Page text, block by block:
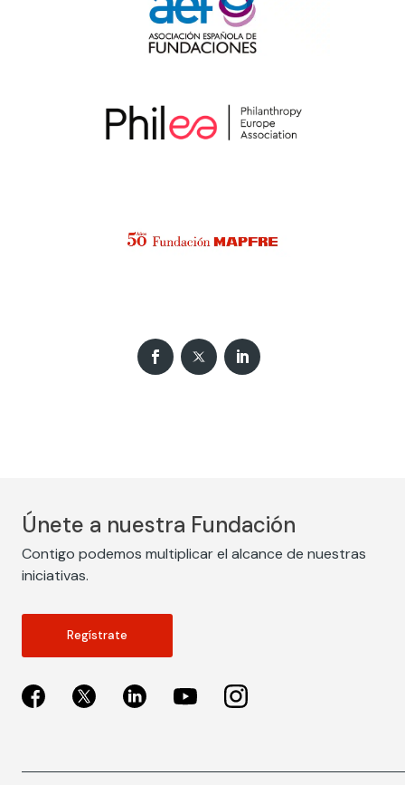
Únete a nuestra Fundación
Contigo podemos multiplicar el alcance de nuestras
iniciativas.
Regístrate